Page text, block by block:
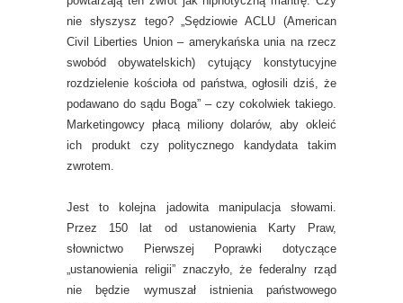
nie słyszysz tego? „Sędziowie ACLU (American
Civil Liberties Union – amerykańska unia na rzecz
swobód obywatelskich) cytujący konstytucyjne
rozdzielenie kościoła od państwa, ogłosili dziś, że
podawano do sądu Boga” – czy cokolwiek takiego.
Marketingowcy płacą miliony dolarów, aby okleić
ich produkt czy politycznego kandydata takim
zwrotem.
Jest to kolejna jadowita manipulacja słowami.
Przez 150 lat od ustanowienia Karty Praw,
słownictwo Pierwszej Poprawki dotyczące
„ustanowienia religii” znaczyło, że federalny rząd
nie będzie wymuszał istnienia państwowego